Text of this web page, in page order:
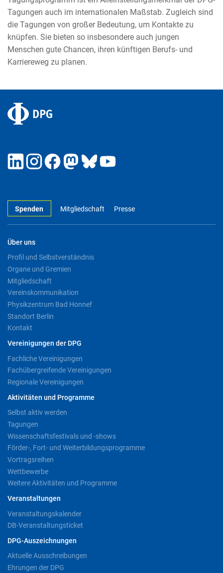
Tagungen auch im internationalen Maßstab. Zugleich sind
die Tagungen von großer Bedeutung, um Kontakte zu
knüpfen. Sie bieten so insbesondere auch jungen
Menschen gute Chancen, ihren künftigen Berufs- und
Karriereweg zu planen.
Spenden Mitgliedschaft Presse
Über uns
Profil und Selbstverständnis
Organe und Gremien
Mitgliedschaft
Vereinskommunikation
Physikzentrum Bad Honnef
Standort Berlin
Kontakt
Vereinigungen der DPG
Fachliche Vereinigungen
Fachübergreifende Vereinigungen
Regionale Vereinigungen
Aktivitäten und Programme
Selbst aktiv werden
Tagungen
Wissenschaftsfestivals und -shows
Förder-, Fort- und Weiterbildungsprogramme
Vortragsreihen
Wettbewerbe
Weitere Aktivitäten und Programme
Veranstaltungen
Veranstaltungskalender
DB-Veranstaltungsticket
DPG-Auszeichnungen
Aktuelle Ausschreibungen
Ehrungen der DPG